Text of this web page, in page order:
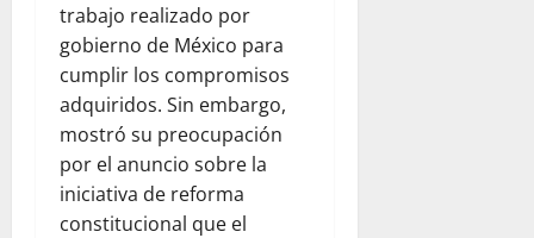
trabajo realizado por
gobierno de México para
cumplir los compromisos
adquiridos. Sin embargo,
mostró su preocupación
por el anuncio sobre la
iniciativa de reforma
constitucional que el